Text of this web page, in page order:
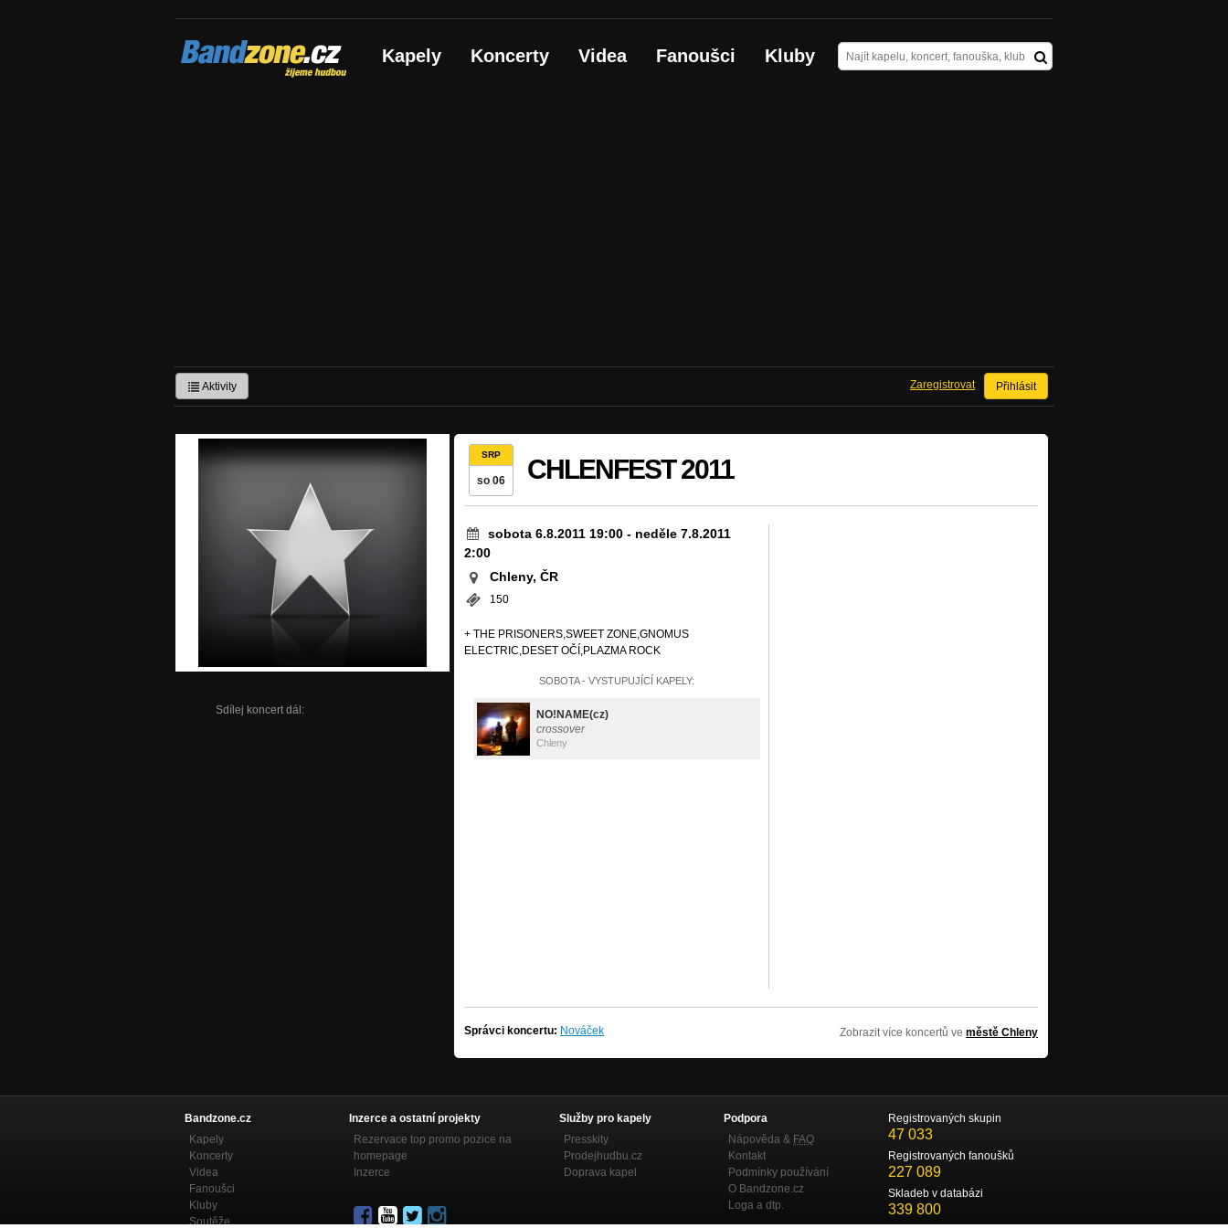
Bandzone.cz
žijeme hudbou Kapely Koncerty Videa Fanoušci Kluby
Aktivity Přihlásit
Zaregistrovat
Sdílej koncert dál:
SRP
so 06 CHLENFEST 2011
sobota 6.8.2011 19:00 - neděle 7.8.2011
2:00
Chleny, ČR
150
+ THE PRISONERS,SWEET ZONE,GNOMUS
ELECTRIC,DESET OČÍ,PLAZMA ROCK
SOBOTA - VYSTUPUJÍCÍ KAPELY:
NO!NAME(cz)
crossover
Chleny
Správci koncertu: Nováček Zobrazit více koncertů ve městě Chleny
Bandzone.cz
Kapely
Koncerty
Videa
Fanoušci
Kluby
Soutěže
Inzerce a ostatní projekty
Rezervace top promo pozice na
homepage
Inzerce
Služby pro kapely
Presskity
Prodejhudbu.cz
Doprava kapel
Podpora
Nápověda & FAQ
Kontakt
Podmínky používání
O Bandzone.cz
Loga a dtp.
Registrovaných skupin
47 033
Registrovaných fanoušků
227 089
Skladeb v databázi
339 800